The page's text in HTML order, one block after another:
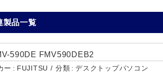
製品一覧
590DE FMV590DEB2
ー FUJITSU 分類
デスクトップパソコン